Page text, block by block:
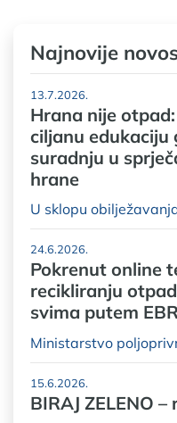
Najnovije
13.7.2026.
Hrana nije
ciljanu edukaciju
suradnju u
hrane
U sklopu
24.6.2026.
Pokrenut online
recikliranju
svima putem
Ministarstvo
15.6.2026.
BIRAJ ZELENO